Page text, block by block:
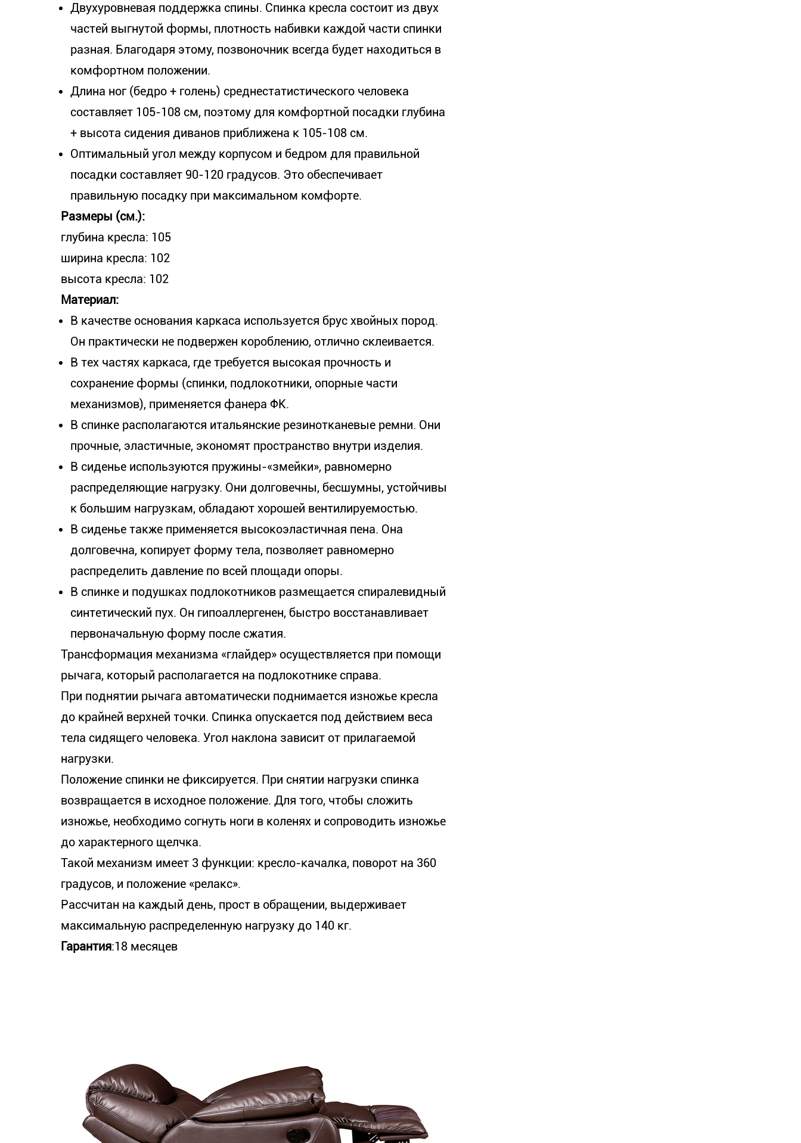
Двухуровневая поддержка спины. Спинка кресла состоит из двух
частей выгнутой формы, плотность набивки каждой части спинки
разная. Благодаря этому, позвоночник всегда будет находиться в
комфортном положении.
Длина ног (бедро + голень) среднестатистического человека
составляет 105-108 см, поэтому для комфортной посадки глубина
+ высота сидения диванов приближена к 105-108 см.
Оптимальный угол между корпусом и бедром для правильной
посадки составляет 90-120 градусов. Это обеспечивает
правильную посадку при максимальном комфорте.
Размеры (см.):
глубина кресла: 105
ширина кресла: 102
высота кресла: 102
Материал:
В качестве основания каркаса используется брус хвойных пород.
Он практически не подвержен короблению, отлично склеивается.
В тех частях каркаса, где требуется высокая прочность и
сохранение формы (спинки, подлокотники, опорные части
механизмов), применяется фанера ФК.
В спинке располагаются итальянские резинотканевые ремни. Они
прочные, эластичные, экономят пространство внутри изделия.
В сиденье используются пружины-«змейки», равномерно
распределяющие нагрузку. Они долговечны, бесшумны, устойчивы
к большим нагрузкам, обладают хорошей вентилируемостью.
В сиденье также применяется высокоэластичная пена. Она
долговечна, копирует форму тела, позволяет равномерно
распределить давление по всей площади опоры.
В спинке и подушках подлокотников размещается спиралевидный
синтетический пух. Он гипоаллергенен, быстро восстанавливает
первоначальную форму после сжатия.
Трансформация механизма «глайдер» осуществляется при помощи
рычага, который располагается на подлокотнике справа.
При поднятии рычага автоматически поднимается изножье кресла
до крайней верхней точки. Спинка опускается под действием веса
тела сидящего человека. Угол наклона зависит от прилагаемой
нагрузки.
Положение спинки не фиксируется. При снятии нагрузки спинка
возвращается в исходное положение. Для того, чтобы сложить
изножье, необходимо согнуть ноги в коленях и сопроводить изножье
до характерного щелчка.
Такой механизм имеет 3 функции: кресло-качалка, поворот на 360
градусов, и положение «релакс».
Рассчитан на каждый день, прост в обращении, выдерживает
максимальную распределенную нагрузку до 140 кг.
Гарантия:18 месяцев